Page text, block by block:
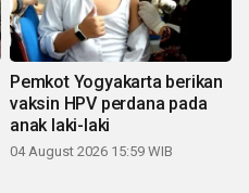
Pemkot Yogyakarta berikan
vaksin HPV perdana pada
anak laki-laki
04 August 2026 15:59 WIB